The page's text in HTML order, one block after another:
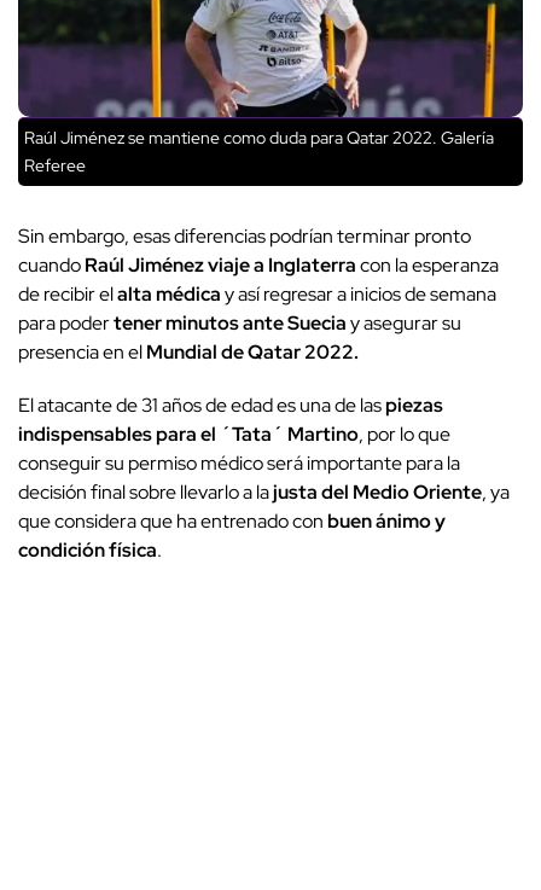
Raúl Jiménez se mantiene como duda para Qatar 2022. Galería
Referee
Sin embargo, esas diferencias podrían terminar pronto
cuandoRaúl Jiménez viaje a Inglaterracon la esperanza
de recibir elalta médicay así regresar a inicios de semana
para podertener minutos ante Sueciay asegurar su
presencia en elMundial de Qatar 2022.
El atacante de 31 años de edad es una de laspiezas
indispensables para el ´Tata´ Martino, por lo que
conseguir su permiso médico será importante para la
decisión final sobre llevarlo a lajusta del Medio Oriente, ya
que considera que ha entrenado conbuen ánimo y
condición física.